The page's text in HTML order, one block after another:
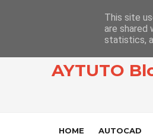
AYTUTO
HOME AUTOCAD
This site
are shared
statistics,